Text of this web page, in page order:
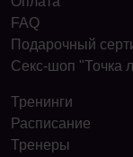
FAQ
Подарочный
Секс-шоп "Точка
Тренинги
Расписание
Тренеры